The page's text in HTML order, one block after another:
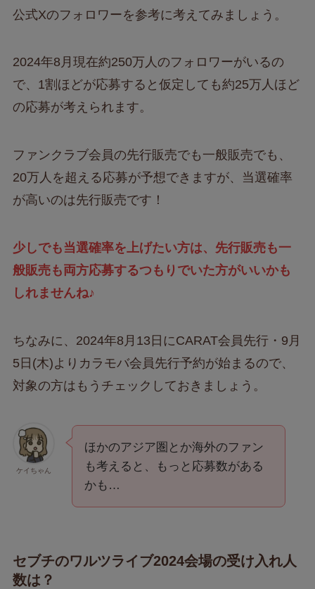
公式Xのフォロワーを参考に考えてみましょう。
2024年8月現在約250万人のフォロワーがいるの
で、1割ほどが応募すると仮定しても約25万人ほど
の応募が考えられます。
ファンクラブ会員の先行販売でも一般販売でも、
20万人を超える応募が予想できますが、当選確率
が高いのは先行販売です！
少しでも当選確率を上げたい方は、先行販売も一
般販売も両方応募するつもりでいた方がいいかも
しれませんね♪
ちなみに、2024年8月13日にCARAT会員先行・9月
5日(木)よりカラモバ会員先行予約が始まるので、
対象の方はもうチェックしておきましょう。
ケイちゃん
ほかのアジア圏とか海外のファン
も考えると、もっと応募数がある
かも…
セブチのワルツライブ2024会場の受け入れ人
数は？